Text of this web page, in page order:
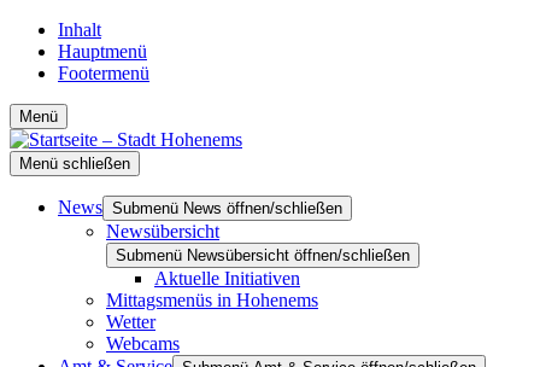
Inhalt
Hauptmenü
Footermenü
Menü
Menü schließen
News Submenü News öffnen/schließen
Newsübersicht
Submenü Newsübersicht öffnen/schließen
Aktuelle Initiativen
Mittagsmenüs in Hohenems
Wetter
Webcams